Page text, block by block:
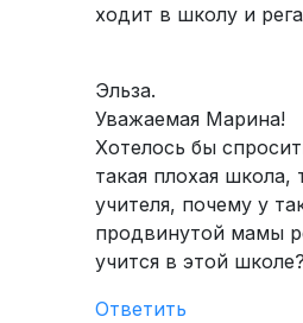
ходит в школу и
Эльза.
Уважаемая Марина!
Хотелось бы
такая плохая школа,
учителя, почему у
продвинутой мамы
учится в этой
Ответить